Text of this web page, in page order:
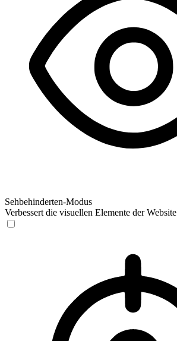
Sehbehinderten-Modus
Verbessert die visuellen Elemente der Website